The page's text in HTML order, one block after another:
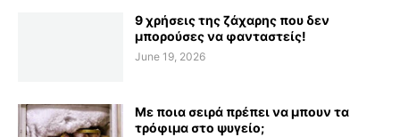
9 χρήσεις της ζάχαρης που δεν
μπορούσες να φανταστείς!
June 19, 2026
Με ποια σειρά πρέπει να μπουν τα
τρόφιμα στο ψυγείο;